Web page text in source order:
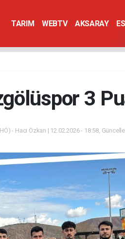
TARIM WEBTV AKSARAY
3
- Hacı Özkan | 12.02.2026 - 18:58,